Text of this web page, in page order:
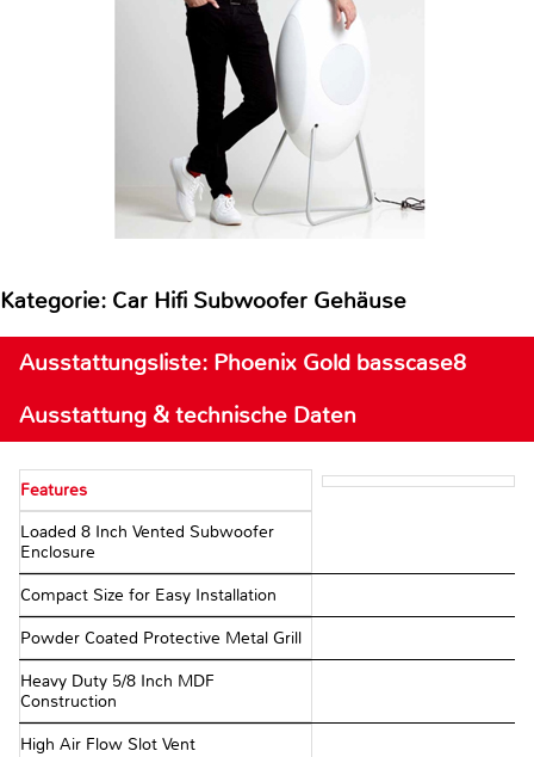
Kategorie: Car Hifi Subwoofer Gehäuse
Ausstattungsliste: Phoenix Gold basscase8
Ausstattung & technische Daten
Features
Loaded 8 Inch Vented Subwoofer
Enclosure
Compact Size for Easy Installation
Powder Coated Protective Metal Grill
Heavy Duty 5/8 Inch MDF
Construction
High Air Flow Slot Vent